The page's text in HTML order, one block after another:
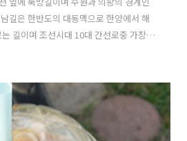
길은 한반도의 대동맥으로 한양에서 해
길이며 조선시대 10대 간선로중 가장 긴
까 이제 푸르렀던 나무잎은 낙옆이 되어
만 지나면 점차 싸늘해 지고 올해도 막바
한 산들길 작년까지만 해도 왼쪽에 나무
어버린거 같다. 더울 때는 수풀이 있어